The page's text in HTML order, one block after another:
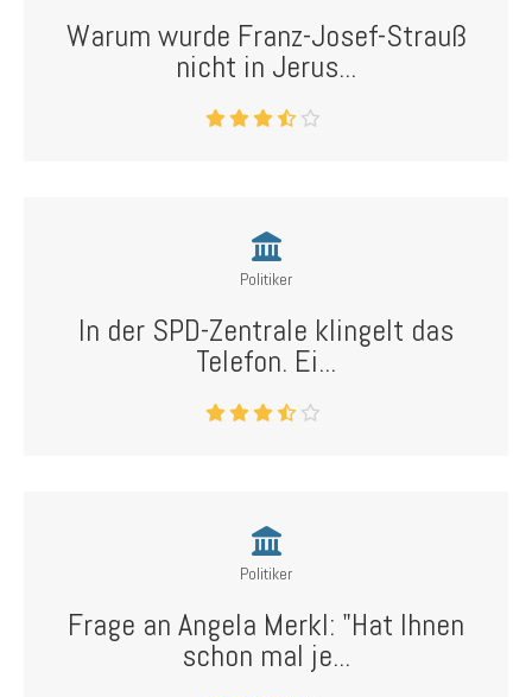
Warum wurde Franz-Josef-Strauß
nicht in Jerus...
Politiker
In der SPD-Zentrale klingelt das
Telefon. Ei...
Politiker
Frage an Angela Merkl: "Hat Ihnen
schon mal je...